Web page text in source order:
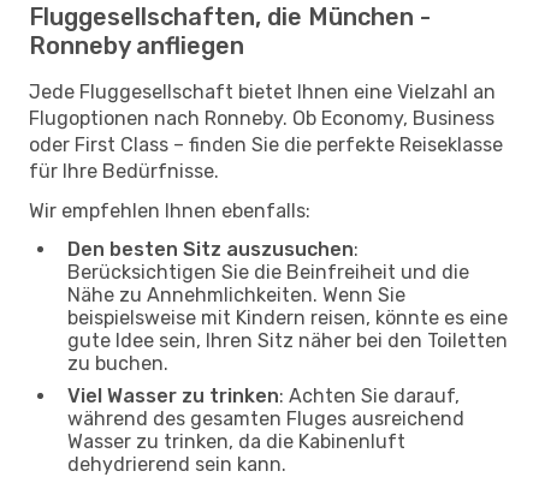
Fluggesellschaften, die München -
Ronneby anfliegen
Jede Fluggesellschaft bietet Ihnen eine Vielzahl an
Flugoptionen nach Ronneby. Ob Economy, Business
oder First Class – finden Sie die perfekte Reiseklasse
für Ihre Bedürfnisse.
Wir empfehlen Ihnen ebenfalls:
Den besten Sitz auszusuchen:
Berücksichtigen Sie die Beinfreiheit und die
Nähe zu Annehmlichkeiten. Wenn Sie
beispielsweise mit Kindern reisen, könnte es eine
gute Idee sein, Ihren Sitz näher bei den Toiletten
zu buchen.
Viel Wasser zu trinken: Achten Sie darauf,
während des gesamten Fluges ausreichend
Wasser zu trinken, da die Kabinenluft
dehydrierend sein kann.